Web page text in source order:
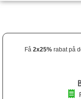
Få 2x25%rabat på